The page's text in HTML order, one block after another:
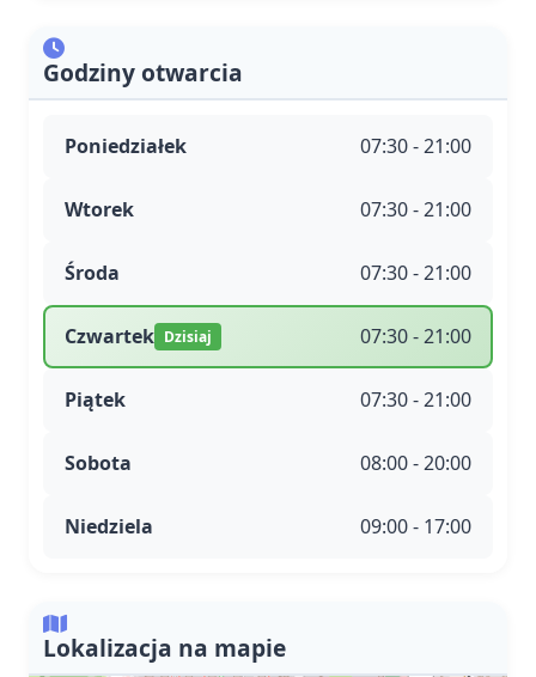
Godziny otwarcia
Poniedziałek 07:30 - 21:00
Wtorek 07:30 - 21:00
Środa 07:30 - 21:00
Czwartek Dzisiaj 07:30 - 21:00
Piątek 07:30 - 21:00
Sobota 08:00 - 20:00
Niedziela 09:00 - 17:00
Lokalizacja na mapie